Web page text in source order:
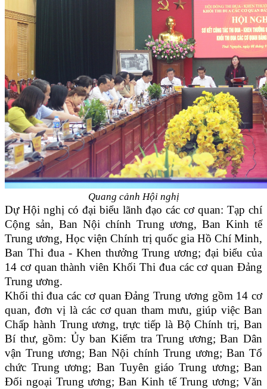
Quang cảnh Hội nghị
Dự Hội nghị có đại biểu lãnh đạo các cơ quan: Tạp chí
Cộng sản, Ban Nội chính Trung ương, Ban Kinh tế
Trung ương, Học viện Chính trị quốc gia Hồ Chí Minh,
Ban Thi đua - Khen thưởng Trung ương; đại biểu của
14 cơ quan thành viên Khối Thi đua các cơ quan Đảng
Trung ương.
Khối thi đua các cơ quan Đảng Trung ương gồm 14 cơ
quan, đơn vị là các cơ quan tham mưu, giúp việc Ban
Chấp hành Trung ương, trực tiếp là Bộ Chính trị, Ban
Bí thư, gồm: Ủy ban Kiểm tra Trung ương; Ban Dân
vận Trung ương; Ban Nội chính Trung ương; Ban Tổ
chức Trung ương; Ban Tuyên giáo Trung ương; Ban
Đối ngoại Trung ương; Ban Kinh tế Trung ương; Văn